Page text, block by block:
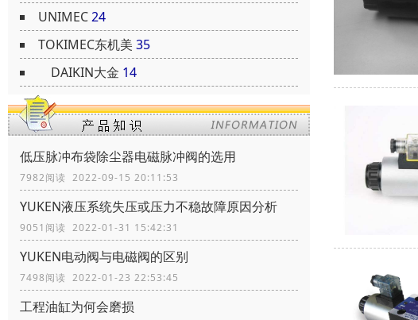
UNIMEC24
TOKIMEC东机美 35
DAIKIN大金 14
低压脉冲布袋除尘器电磁脉冲阀的选用
7982阅读 2022-09-15 20:11:53
YUKEN液压系统失压或压力不稳故障原因分析
9051阅读 2022-01-31 15:42:31
YUKEN电动阀与电磁阀的区别
7498阅读 2022-01-23 22:53:45
工程油缸为何会磨损